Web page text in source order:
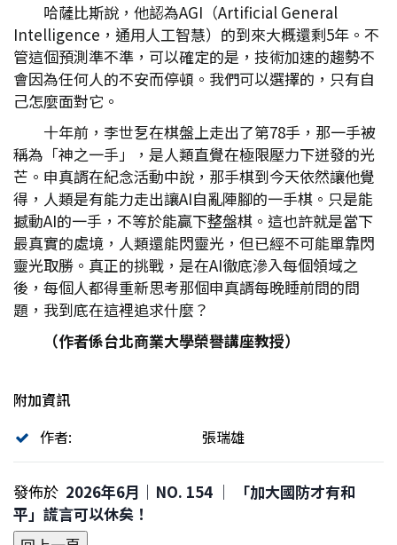
哈薩比斯說，他認為AGI（Artificial General
Intelligence，通用人工智慧）的到來大概還剩5年。不
管這個預測準不準，可以確定的是，技術加速的趨勢不
會因為任何人的不安而停頓。我們可以選擇的，只有自
己怎麼面對它。
十年前，李世乭在棋盤上走出了第78手，那一手被
稱為「神之一手」，是人類直覺在極限壓力下迸發的光
芒。申真諝在紀念活動中說，那手棋到今天依然讓他覺
得，人類是有能力走出讓AI自亂陣腳的一手棋。只是能
撼動AI的一手，不等於能贏下整盤棋。這也許就是當下
最真實的處境，人類還能閃靈光，但已經不可能單靠閃
靈光取勝。真正的挑戰，是在AI徹底滲入每個領域之
後，每個人都得重新思考那個申真諝每晚睡前問的問
題，我到底在這裡追求什麼？
（作者係台北商業大學榮譽講座教授）
附加資訊
作者:
張瑞雄
發佈於 2026年6月｜NO. 154 │ 「加大國防才有和
平」謊言可以休矣！